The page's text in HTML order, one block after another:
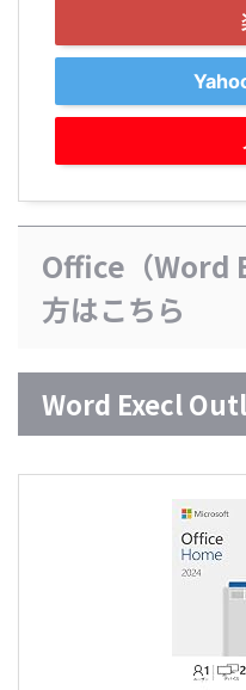
Office（Word
方はこちら
Word Execl